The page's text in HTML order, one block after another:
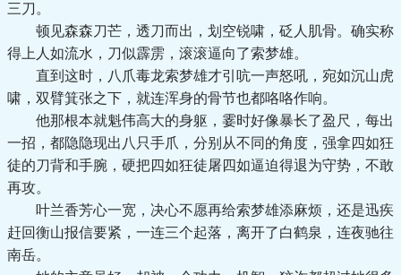
三刀。
顿见森森刀芒，透刀而出，划空锐啸，砭人肌骨。确实称
得上人如流水，刀似霹雳，滚滚逼向了索梦雄。
直到这时，八爪毒龙索梦雄才引吭一声怒吼，宛如沉山虎
啸，双臂箕张之下，就连浑身的骨节也都咯咯作响。
他那根本就魁伟高大的身躯，霎时好像暴长了盈尺，每出
一招，都隐隐现出八只手爪，分别从不同的角度，强拿四如狂
徒的刀背和手腕，硬把四如狂徒屠四如逼迫得退为守势，不敢
再攻。
叶兰香芳心一宽，决心不愿再给索梦雄添麻烦，还是迅疾
赶回衡山报信要紧，一连三个起落，离开了白鹤泉，连夜驰往
南岳。